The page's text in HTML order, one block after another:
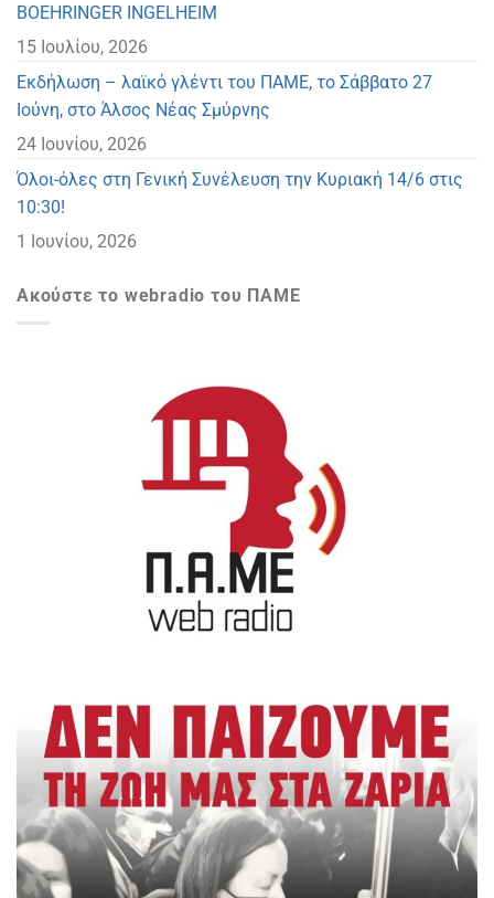
BOEHRINGER INGELHEIM
15 Ιουλίου, 2026
Eκδήλωση – λαϊκό γλέντι του ΠΑΜΕ, το Σάββατο 27
Ιούνη, στο Άλσος Νέας Σμύρνης
24 Ιουνίου, 2026
Όλοι-όλες στη Γενική Συνέλευση την Κυριακή 14/6 στις
10:30!
1 Ιουνίου, 2026
Ακούστε το webradio του ΠΑΜΕ